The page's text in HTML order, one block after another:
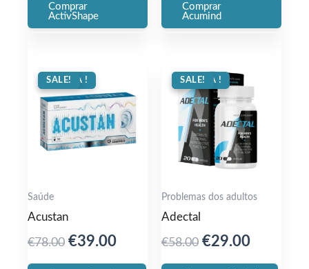
was:
€64.00.€36.00.
Comprar
ActivShape
was:
€79.00.€36.00.
Comprar
Acumind
OFERTA !
SALE!
Saúde
Acustan
€78.00 Original
price
€39.00Current
price
OFERTA !
SALE!
Problemas dos adultos
Adectal
€58.00 Original
price
€29.00Current
price